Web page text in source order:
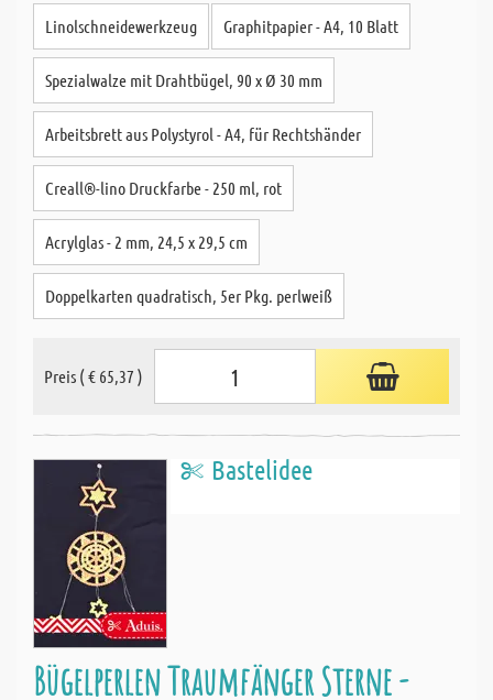
Linolschneidewerkzeug Graphitpapier - A4, 10 Blatt
Spezialwalze mit Drahtbügel, 90 x Ø 30 mm
Arbeitsbrett aus Polystyrol - A4, für Rechtshänder
Creall®-lino Druckfarbe - 250 ml, rot
Acrylglas - 2 mm, 24,5 x 29,5 cm
Doppelkarten quadratisch, 5er Pkg. perlweiß
Preis ( € 65,37 )
Bastelidee
Bügelperlen Traumfänger Sterne -